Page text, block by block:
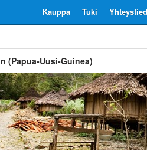
Tuki
Kauppa
(Papua-Uusi-Guinea)